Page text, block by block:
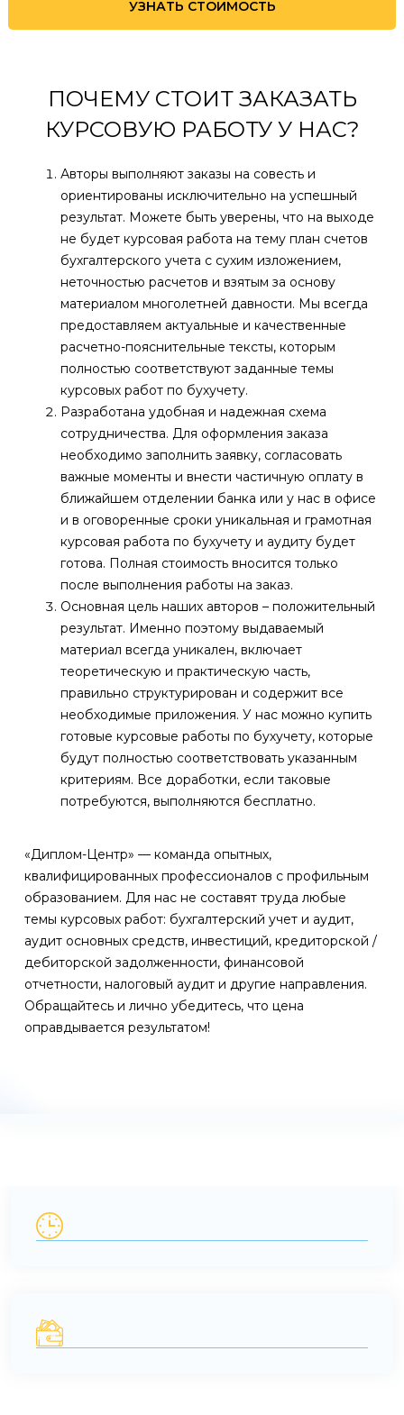
УЗНАТЬ СТОИМОСТЬ
ПОЧЕМУ СТОИТ ЗАКАЗАТЬ
КУРСОВУЮ РАБОТУ У НАС?
Авторы выполняют заказы на совесть и
ориентированы исключительно на успешный
результат. Можете быть уверены, что на выходе
не будет курсовая работа на тему план счетов
бухгалтерского учета с сухим изложением,
неточностью расчетов и взятым за основу
материалом многолетней давности. Мы всегда
предоставляем актуальные и качественные
расчетно-пояснительные тексты, которым
полностью соответствуют заданные темы
курсовых работ по бухучету.
Разработана удобная и надежная схема
сотрудничества. Для оформления заказа
необходимо заполнить заявку, согласовать
важные моменты и внести частичную оплату в
ближайшем отделении банка или у нас в офисе
и в оговоренные сроки уникальная и грамотная
курсовая работа по бухучету и аудиту будет
готова. Полная стоимость вносится только
после выполнения работы на заказ.
Основная цель наших авторов – положительный
результат. Именно поэтому выдаваемый
материал всегда уникален, включает
теоретическую и практическую часть,
правильно структурирован и содержит все
необходимые приложения. У нас можно купить
готовые курсовые работы по бухучету, которые
будут полностью соответствовать указанным
критериям. Все доработки, если таковые
потребуются, выполняются бесплатно.
«Диплом-Центр» — команда опытных,
квалифицированных профессионалов с профильным
образованием. Для нас не составят труда любые
темы курсовых работ: бухгалтерский учет и аудит,
аудит основных средств, инвестиций, кредиторской /
дебиторской задолженности, финансовой
отчетности, налоговый аудит и другие направления.
Обращайтесь и лично убедитесь, что цена
оправдывается результатом!